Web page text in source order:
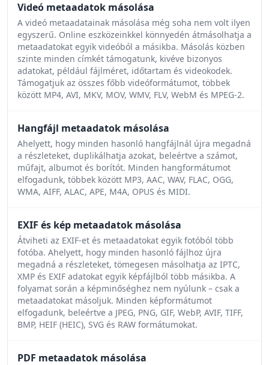
Videó metaadatok másolása
A videó metaadatainak másolása még soha nem volt ilyen
egyszerű. Online eszközeinkkel könnyedén átmásolhatja a
metaadatokat egyik videóból a másikba. Másolás közben
szinte minden címkét támogatunk, kivéve bizonyos
adatokat, például fájlméret, időtartam és videokodek.
Támogatjuk az összes főbb videóformátumot, többek
között MP4, AVI, MKV, MOV, WMV, FLV, WebM és MPEG-2.
Hangfájl metaadatok másolása
Ahelyett, hogy minden hasonló hangfájlnál újra megadná
a részleteket, duplikálhatja azokat, beleértve a számot,
műfajt, albumot és borítót. Minden hangformátumot
elfogadunk, többek között MP3, AAC, WAV, FLAC, OGG,
WMA, AIFF, ALAC, APE, M4A, OPUS és MIDI.
EXIF és kép metaadatok másolása
Átviheti az EXIF-et és metaadatokat egyik fotóból több
fotóba. Ahelyett, hogy minden hasonló fájlhoz újra
megadná a részleteket, tömegesen másolhatja az IPTC,
XMP és EXIF adatokat egyik képfájlból több másikba. A
folyamat során a képminőséghez nem nyúlunk – csak a
metaadatokat másoljuk. Minden képformátumot
elfogadunk, beleértve a JPEG, PNG, GIF, WebP, AVIF, TIFF,
BMP, HEIF (HEIC), SVG és RAW formátumokat.
PDF metaadatok másolása